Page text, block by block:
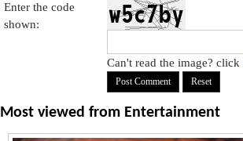
Enter the code
shown:
Can't read the image? click
Most viewed from Entertainment